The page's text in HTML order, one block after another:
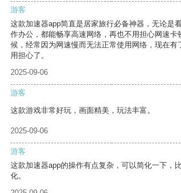
游客
这款加速器app简直是居家旅行必备神器，无论是
作办公，都能畅享高速网络，再也不用担心网速卡
候，经常因为网速慢而无法正常使用网络，现在有
用担心了。
2025-09-06
游客
这款游戏非常好玩，画面精美，玩法丰富。
2025-09-06
游客
这款加速器app的操作有点复杂，可以简化一下，
化。